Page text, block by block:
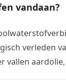
vandaan?
verleden
vallen